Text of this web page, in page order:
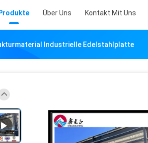
Produkte Über Uns Kontakt Mit Uns
Industrielle Edelstahlplatte